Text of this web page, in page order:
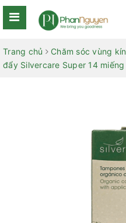
Trang chủ Chăm sóc vùng kín
đẩy Silvercare Super 14 miếng